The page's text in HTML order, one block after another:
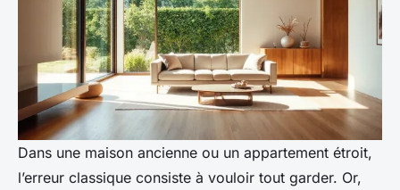
Dans une maison ancienne ou un appartement étroit,
l’erreur classique consiste à vouloir tout garder. Or,